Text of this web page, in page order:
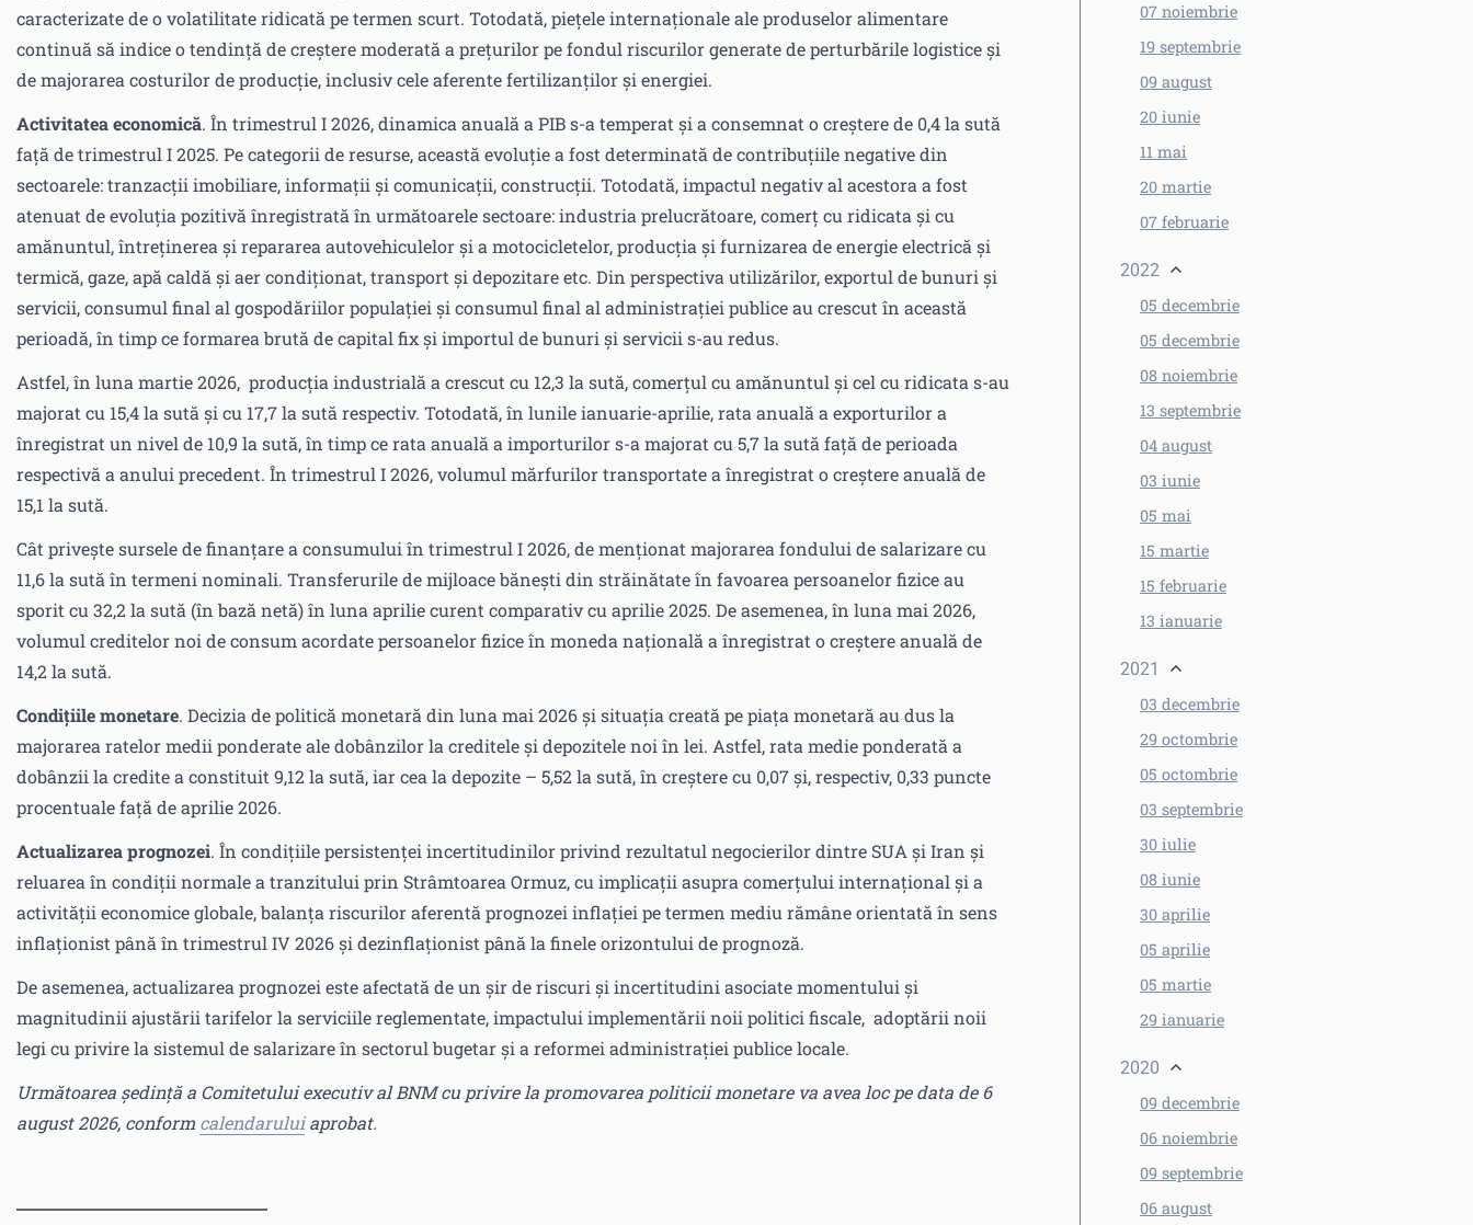
caracterizate de o volatilitate ridicată pe termen scurt. Totodată, piețele internaționale ale produselor alimentare
continuă să indice o tendință de creștere moderată a prețurilor pe fondul riscurilor generate de perturbările logistice și
de majorarea costurilor de producție, inclusiv cele aferente fertilizanților și energiei.
Activitatea economică. În trimestrul I 2026, dinamica anuală a PIB s-a temperat și a consemnat o creștere de 0,4 la sută
față de trimestrul I 2025. Pe categorii de resurse, această evoluție a fost determinată de contribuțiile negative din
sectoarele: tranzacții imobiliare, informații și comunicații, construcții. Totodată, impactul negativ al acestora a fost
atenuat de evoluția pozitivă înregistrată în următoarele sectoare: industria prelucrătoare, comerț cu ridicata și cu
amănuntul, întreținerea și repararea autovehiculelor și a motocicletelor, producția și furnizarea de energie electrică și
termică, gaze, apă caldă și aer condiționat, transport și depozitare etc. Din perspectiva utilizărilor, exportul de bunuri și
servicii, consumul final al gospodăriilor populației și consumul final al administrației publice au crescut în această
perioadă, în timp ce formarea brută de capital fix și importul de bunuri și servicii s-au redus.
Astfel, în luna martie 2026, producția industrială a crescut cu 12,3 la sută, comerțul cu amănuntul și cel cu ridicata s-au
majorat cu 15,4 la sută și cu 17,7 la sută respectiv. Totodată, în lunile ianuarie-aprilie, rata anuală a exporturilor a
înregistrat un nivel de 10,9 la sută, în timp ce rata anuală a importurilor s-a majorat cu 5,7 la sută față de perioada
respectivă a anului precedent. În trimestrul I 2026, volumul mărfurilor transportate a înregistrat o creștere anuală de
15,1 la sută.
Cât privește sursele de finanțare a consumului în trimestrul I 2026, de menționat majorarea fondului de salarizare cu
11,6 la sută în termeni nominali. Transferurile de mijloace bănești din străinătate în favoarea persoanelor fizice au
sporit cu 32,2 la sută (în bază netă) în luna aprilie curent comparativ cu aprilie 2025. De asemenea, în luna mai 2026,
volumul creditelor noi de consum acordate persoanelor fizice în moneda națională a înregistrat o creștere anuală de
14,2 la sută.
Condițiile monetare. Decizia de politică monetară din luna mai 2026 și situația creată pe piața monetară au dus la
majorarea ratelor medii ponderate ale dobânzilor la creditele și depozitele noi în lei. Astfel, rata medie ponderată a
dobânzii la credite a constituit 9,12 la sută, iar cea la depozite – 5,52 la sută, în creștere cu 0,07 și, respectiv, 0,33 puncte
procentuale față de aprilie 2026.
Actualizarea prognozei. În condițiile persistenței incertitudinilor privind rezultatul negocierilor dintre SUA și Iran și
reluarea în condiții normale a tranzitului prin Strâmtoarea Ormuz, cu implicații asupra comerțului internațional și a
activității economice globale, balanța riscurilor aferentă prognozei inflației pe termen mediu rămâne orientată în sens
inflaționist până în trimestrul IV 2026 și dezinflaționist până la finele orizontului de prognoză.
De asemenea, actualizarea prognozei este afectată de un șir de riscuri și incertitudini asociate momentului și
magnitudinii ajustării tarifelor la serviciile reglementate, impactului implementării noii politici fiscale, adoptării noii
legi cu privire la sistemul de salarizare în sectorul bugetar și a reformei administrației publice locale.
Următoarea ședință a Comitetului executiv al BNM cu privire la promovarea politicii monetare va avea loc pe data de 6
august 2026, conform calendaruluiaprobat.
07 noiembrie
19 septembrie
09 august
20 iunie
11 mai
20 martie
07 februarie
2022
05 decembrie
05 decembrie
08 noiembrie
13 septembrie
04 august
03 iunie
05 mai
15 martie
15 februarie
13 ianuarie
2021
03 decembrie
29 octombrie
05 octombrie
03 septembrie
30 iulie
08 iunie
30 aprilie
05 aprilie
05 martie
29 ianuarie
2020
09 decembrie
06 noiembrie
09 septembrie
06 august